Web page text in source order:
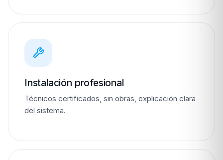
Instalación profesional
Técnicos certificados, sin obras, explicación clara
del sistema.